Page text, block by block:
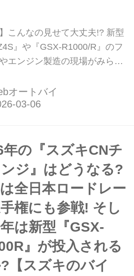
】こんなの見せて大丈夫!?︎ 新型
』や『GSX-R1000/R』のフ
エンジン製造の現場がみられ
寄りニュース】 スズキの海
サイト「Suzuki Global」
が日本語解説で観られます!
オートバイ
年の『スズキCNチ
ジ』はどうなる?
全日本ロードレー
権にも参戦! そし
は新型『GSX-
』が投入される
【スズキのバイ